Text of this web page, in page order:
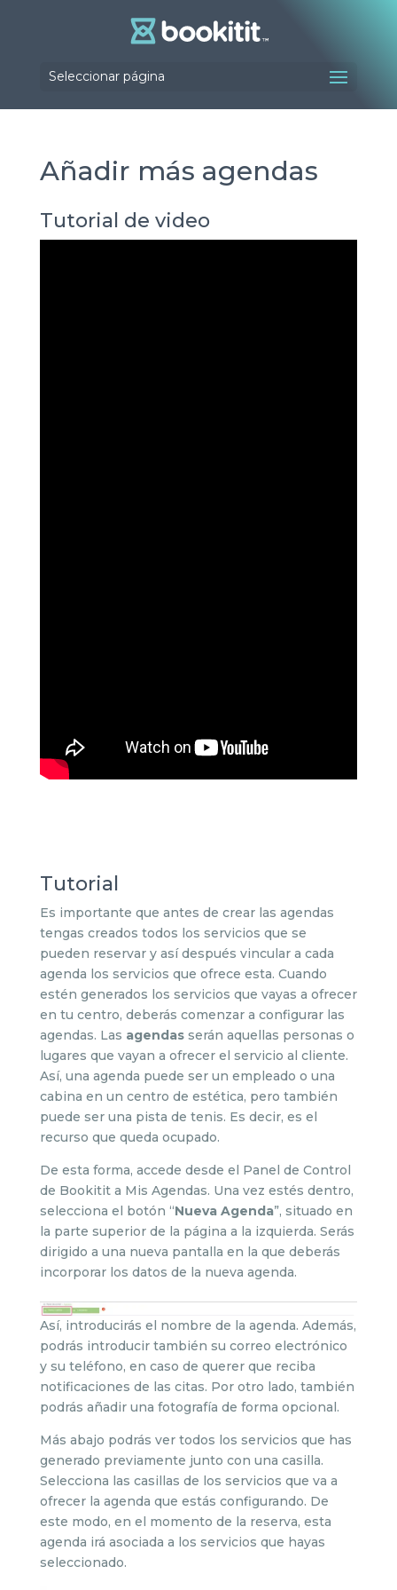
Seleccionar página
Añadir más agendas
Tutorial de video
Tutorial
Es importante que antes de crear las agendas
tengas creados todos los servicios que se
pueden reservar y así después vincular a cada
agenda los servicios que ofrece esta. Cuando
estén generados los servicios que vayas a ofrecer
en tu centro, deberás comenzar a configurar las
agendas. Las agendasserán aquellas personas o
lugares que vayan a ofrecer el servicio al cliente.
Así, una agenda puede ser un empleado o una
cabina en un centro de estética, pero también
puede ser una pista de tenis. Es decir, es el
recurso que queda ocupado.
De esta forma, accede desde el Panel de Control
de Bookitit a Mis Agendas. Una vez estés dentro,
selecciona el botón “Nueva Agenda”, situado en
la parte superior de la página a la izquierda. Serás
dirigido a una nueva pantalla en la que deberás
incorporar los datos de la nueva agenda.
Así, introducirás el nombre de la agenda. Además,
podrás introducir también su correo electrónico
y su teléfono, en caso de querer que reciba
notificaciones de las citas. Por otro lado, también
podrás añadir una fotografía de forma opcional.
Más abajo podrás ver todos los servicios que has
generado previamente junto con una casilla.
Selecciona las casillas de los servicios que va a
ofrecer la agenda que estás configurando. De
este modo, en el momento de la reserva, esta
agenda irá asociada a los servicios que hayas
seleccionado.